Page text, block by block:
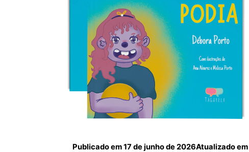
Publicado em17 de junho de 2026Atualizado em